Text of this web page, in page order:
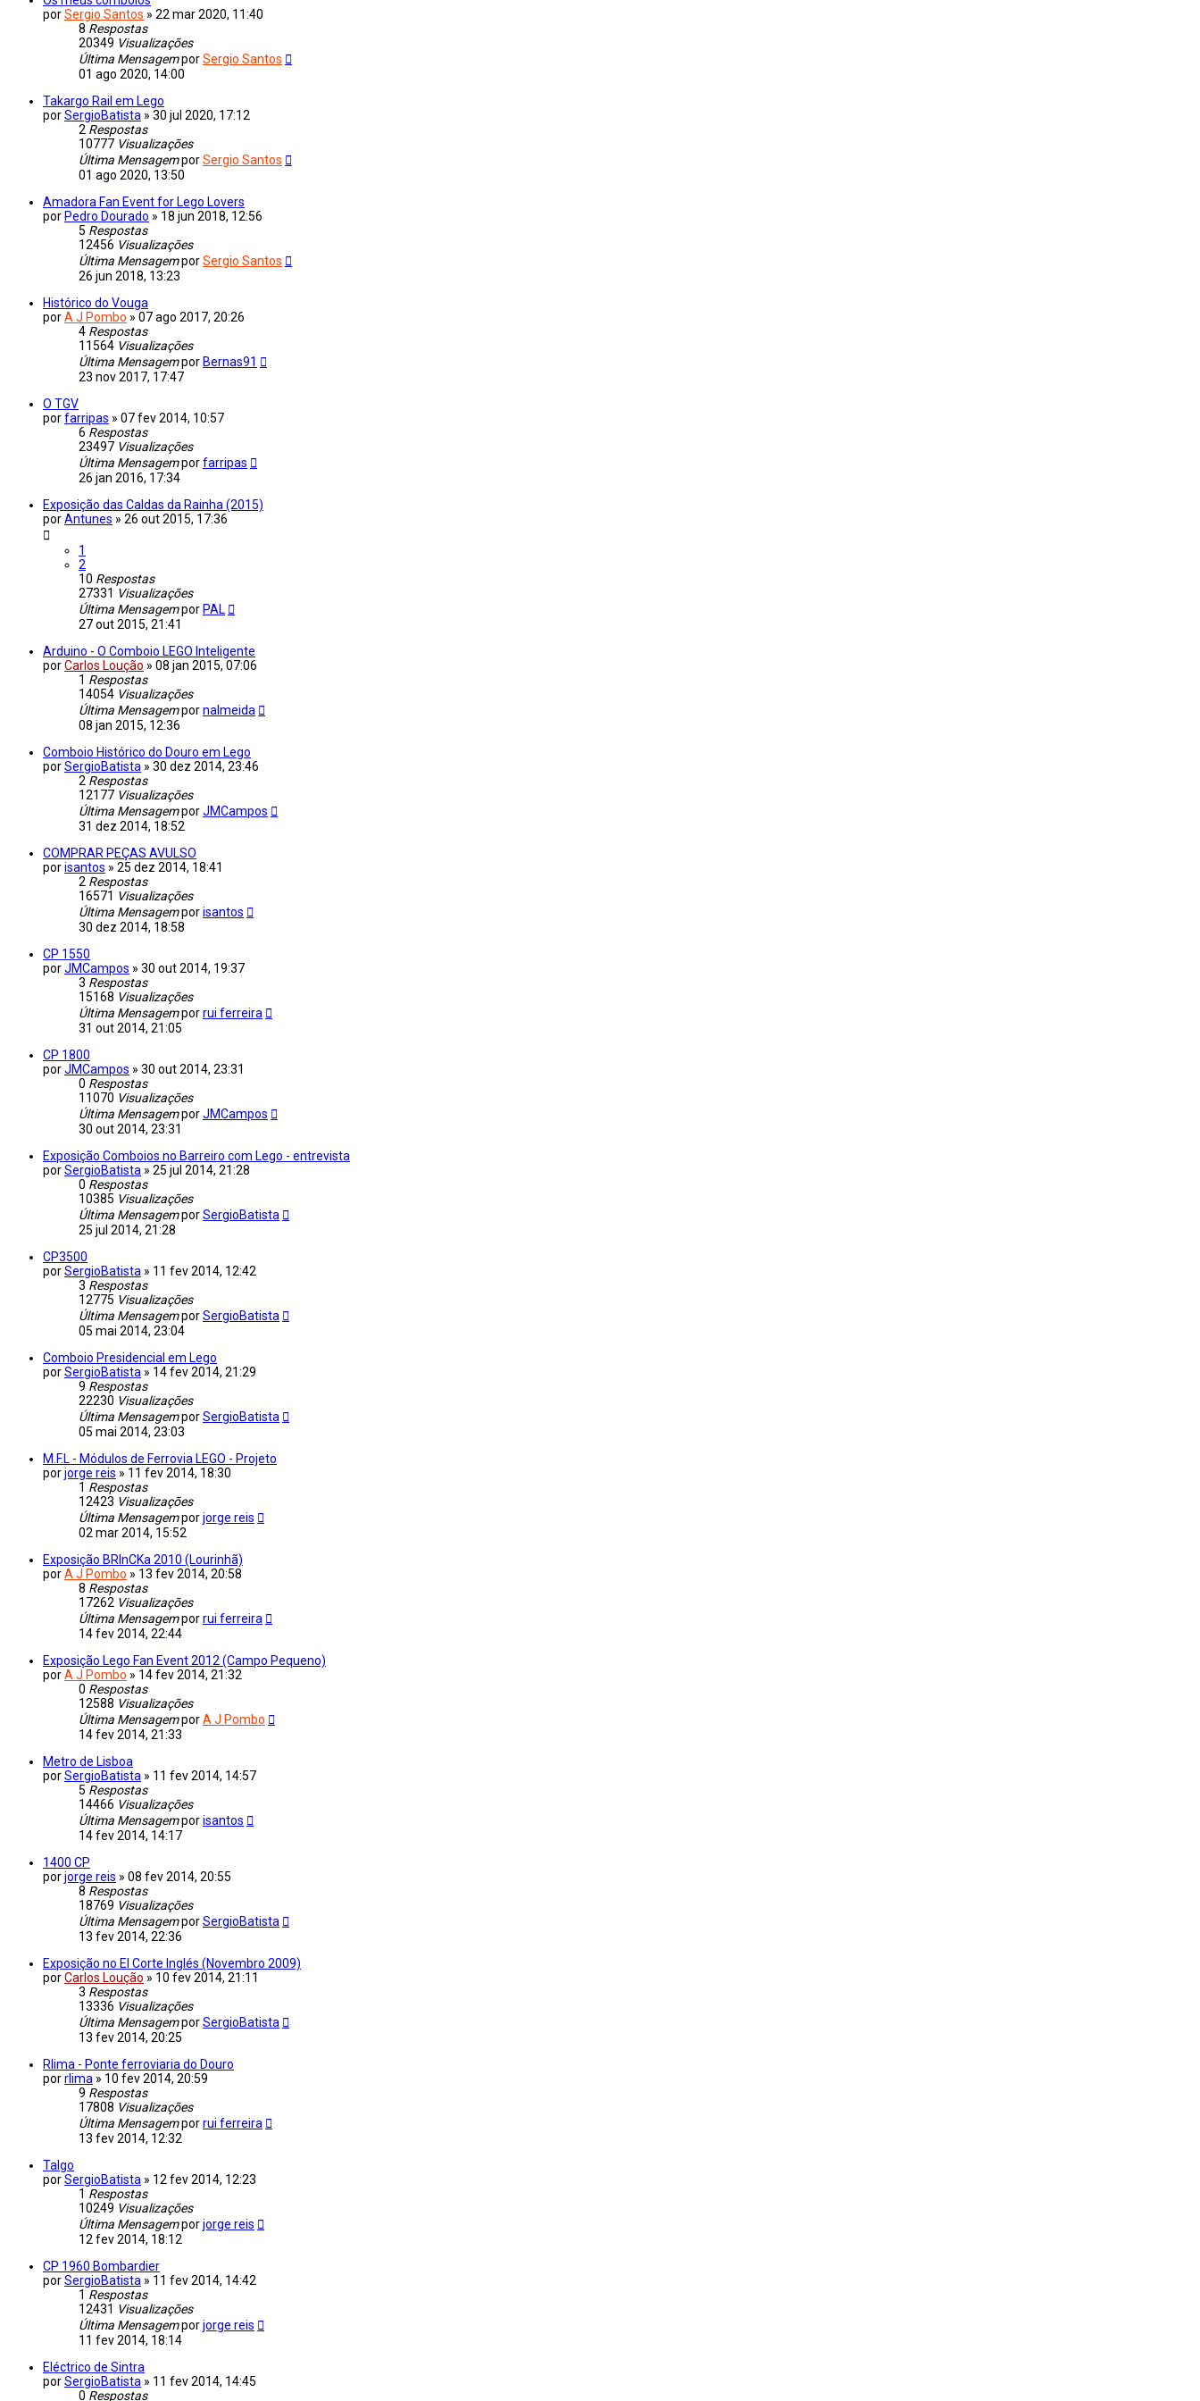
porSergio Santos » 22 mar 2020, 11:40
8 Respostas
20349 Visualizações
Última MensagemporSergio Santos
01 ago 2020, 14:00
Takargo Rail em Lego
porSergioBatista » 30 jul 2020, 17:12
2 Respostas
10777 Visualizações
Última MensagemporSergio Santos
01 ago 2020, 13:50
Amadora Fan Event for Lego Lovers
por Pedro Dourado » 18 jun 2018, 12:56
5 Respostas
12456 Visualizações
Última MensagemporSergio Santos
26 jun 2018, 13:23
Histórico do Vouga
porA J Pombo » 07 ago 2017, 20:26
4 Respostas
11564 Visualizações
Última Mensagempor Bernas91
23 nov 2017, 17:47
O TGV
porfarripas » 07 fev 2014, 10:57
6 Respostas
23497 Visualizações
Última Mensagemporfarripas
26 jan 2016, 17:34
Exposição das Caldas da Rainha (2015)
porAntunes » 26 out 2015, 17:36
1
2
10 Respostas
27331 Visualizações
Última Mensagempor PAL
27 out 2015, 21:41
Arduino - O Comboio LEGO Inteligente
porCarlos Loução » 08 jan 2015, 07:06
1 Respostas
14054 Visualizações
Última Mensagempornalmeida
08 jan 2015, 12:36
Comboio Histórico do Douro em Lego
porSergioBatista » 30 dez 2014, 23:46
2 Respostas
12177 Visualizações
Última MensagemporJMCampos
31 dez 2014, 18:52
COMPRAR PEÇAS AVULSO
porisantos » 25 dez 2014, 18:41
2 Respostas
16571 Visualizações
Última Mensagemporisantos
30 dez 2014, 18:58
CP 1550
porJMCampos » 30 out 2014, 19:37
3 Respostas
15168 Visualizações
Última Mensagemporrui ferreira
31 out 2014, 21:05
CP 1800
porJMCampos » 30 out 2014, 23:31
0 Respostas
11070 Visualizações
Última MensagemporJMCampos
30 out 2014, 23:31
Exposição Comboios no Barreiro com Lego - entrevista
porSergioBatista » 25 jul 2014, 21:28
0 Respostas
10385 Visualizações
Última MensagemporSergioBatista
25 jul 2014, 21:28
CP3500
porSergioBatista » 11 fev 2014, 12:42
3 Respostas
12775 Visualizações
Última MensagemporSergioBatista
05 mai 2014, 23:04
Comboio Presidencial em Lego
porSergioBatista » 14 fev 2014, 21:29
9 Respostas
22230 Visualizações
Última MensagemporSergioBatista
05 mai 2014, 23:03
M.F.L - Módulos de Ferrovia LEGO - Projeto
porjorge reis » 11 fev 2014, 18:30
1 Respostas
12423 Visualizações
Última Mensagemporjorge reis
02 mar 2014, 15:52
Exposição BRInCKa 2010 (Lourinhã)
porA J Pombo » 13 fev 2014, 20:58
8 Respostas
17262 Visualizações
Última Mensagemporrui ferreira
14 fev 2014, 22:44
Exposição Lego Fan Event 2012 (Campo Pequeno)
porA J Pombo » 14 fev 2014, 21:32
0 Respostas
12588 Visualizações
Última MensagemporA J Pombo
14 fev 2014, 21:33
Metro de Lisboa
porSergioBatista » 11 fev 2014, 14:57
5 Respostas
14466 Visualizações
Última Mensagemporisantos
14 fev 2014, 14:17
1400 CP
porjorge reis » 08 fev 2014, 20:55
8 Respostas
18769 Visualizações
Última MensagemporSergioBatista
13 fev 2014, 22:36
Exposição no El Corte Inglés (Novembro 2009)
porCarlos Loução » 10 fev 2014, 21:11
3 Respostas
13336 Visualizações
Última MensagemporSergioBatista
13 fev 2014, 20:25
Rlima - Ponte ferroviaria do Douro
porrlima » 10 fev 2014, 20:59
9 Respostas
17808 Visualizações
Última Mensagemporrui ferreira
13 fev 2014, 12:32
Talgo
porSergioBatista » 12 fev 2014, 12:23
1 Respostas
10249 Visualizações
Última Mensagemporjorge reis
12 fev 2014, 18:12
CP 1960 Bombardier
porSergioBatista » 11 fev 2014, 14:42
1 Respostas
12431 Visualizações
Última Mensagemporjorge reis
11 fev 2014, 18:14
Eléctrico de Sintra
porSergioBatista » 11 fev 2014, 14:45
0 Respostas